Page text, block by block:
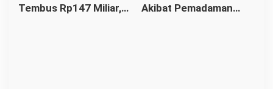
hingga Air Upas
Kepemimpinan Orang
Tembus Rp147 Miliar,
Akibat Pemadaman